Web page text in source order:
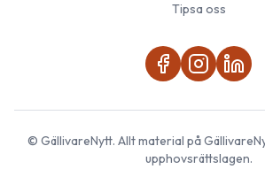
Tipsa oss
© GällivareNytt. Allt material på
upphovsrättslagen.